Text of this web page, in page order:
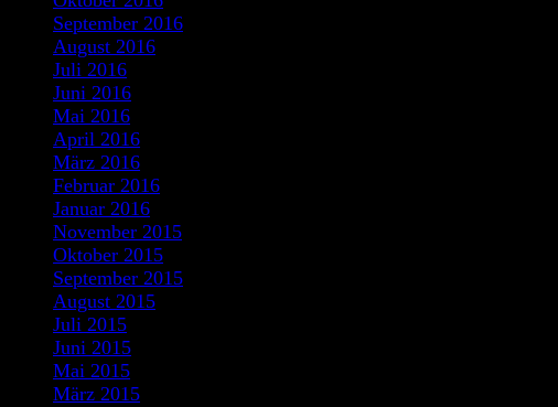
September 2016
August 2016
Juli 2016
Juni 2016
Mai 2016
April 2016
März 2016
Februar 2016
Januar 2016
November 2015
Oktober 2015
September 2015
August 2015
Juli 2015
Juni 2015
Mai 2015
März 2015